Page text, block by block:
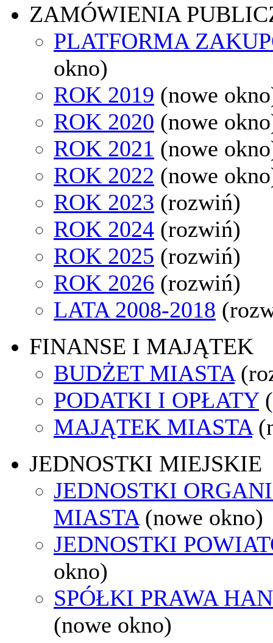
ZAMÓWIENIA
PLATFORMA
okno)
ROK 2019 (nowe
ROK 2020 (nowe
ROK 2021 (nowe
ROK 2022 (nowe
ROK 2023 (rozwiń)
ROK 2024 (rozwiń)
ROK 2025 (rozwiń)
ROK 2026 (rozwiń)
LATA 2008-2018
FINANSE I MAJĄTEK
BUDŻET MIASTA
PODATKI I OPŁATY
MAJĄTEK MIASTA
JEDNOSTKI MIEJSKIE
JEDNOSTKI
MIASTA (nowe okno)
JEDNOSTKI
okno)
SPÓŁKI PRAWA
(nowe okno)